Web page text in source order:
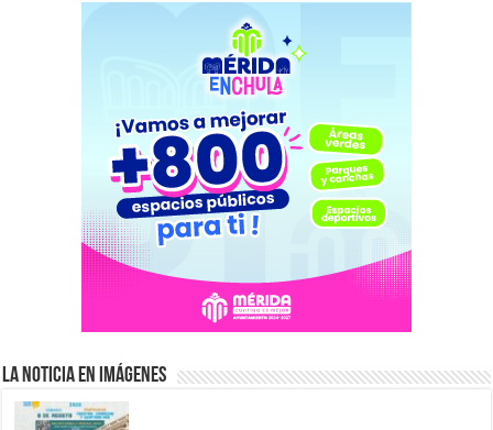
La Noticia en Imágenes